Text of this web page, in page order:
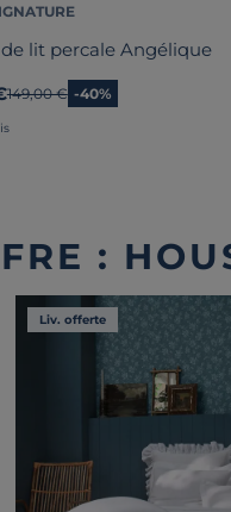
lit percale Angélique
Ancien prix
149,00 € -40%
:
Liv. offerte